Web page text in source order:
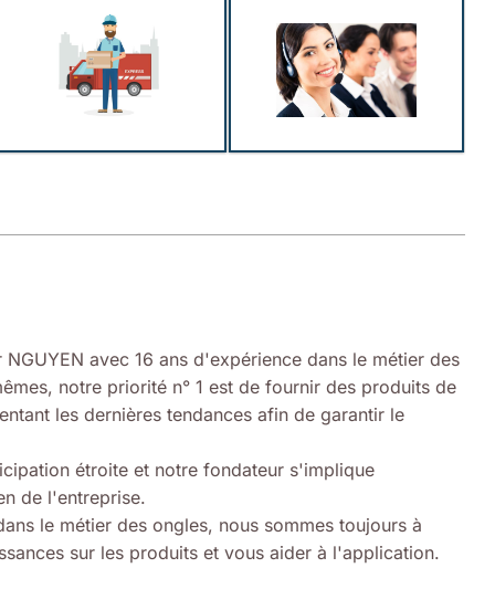
avec 16 ans d'expérience dans le métier des
notre priorité n° 1 est de fournir des produits de
les dernières tendances afin de garantir le
étroite et notre fondateur s'implique
de l'entreprise.
le métier des ongles, nous sommes toujours à
sur les produits et vous aider à l'application.